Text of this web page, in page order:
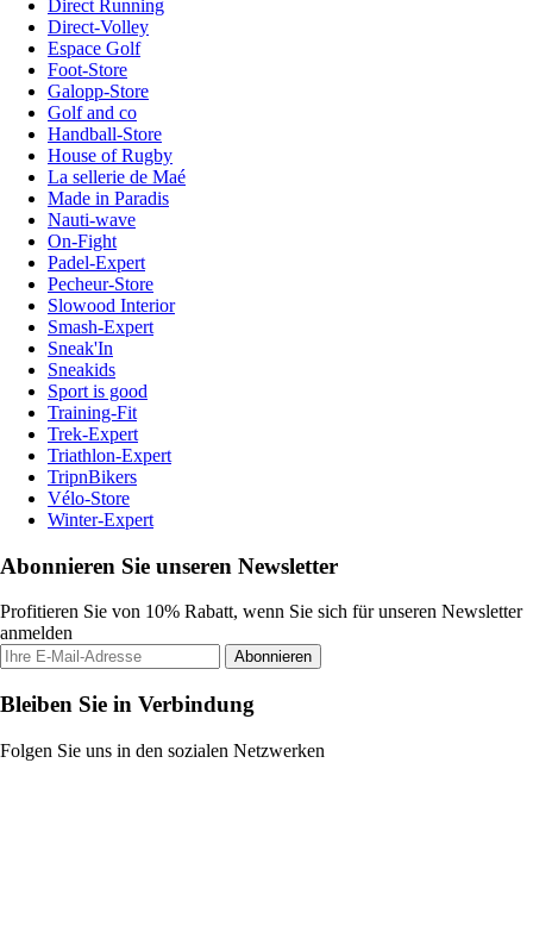
Direct Running
Direct-Volley
Espace Golf
Foot-Store
Galopp-Store
Golf and co
Handball-Store
House of Rugby
La sellerie de Maé
Made in Paradis
Nauti-wave
On-Fight
Padel-Expert
Pecheur-Store
Slowood Interior
Smash-Expert
Sneak'In
Sneakids
Sport is good
Training-Fit
Trek-Expert
Triathlon-Expert
TripnBikers
Vélo-Store
Winter-Expert
Abonnieren Sie unseren Newsletter
Profitieren Sie von 10% Rabatt, wenn Sie sich für unseren Newsletter
anmelden
Abonnieren
Bleiben Sie in Verbindung
Folgen Sie uns in den sozialen Netzwerken